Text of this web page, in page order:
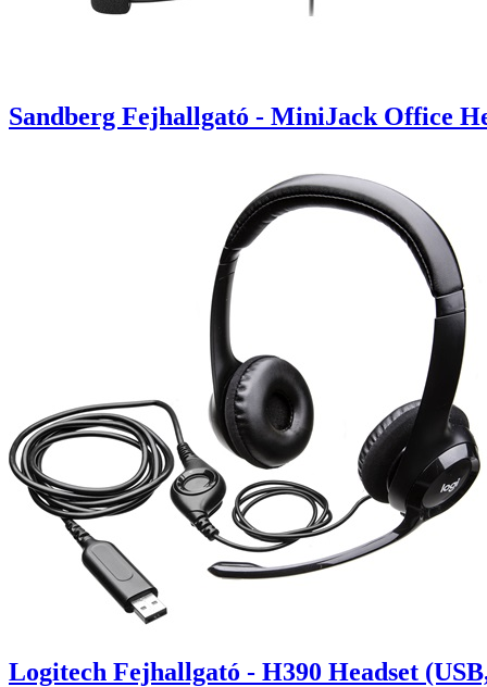
Sandberg Fejhallgató - MiniJack Office
Logitech Fejhallgató - H390 Headset